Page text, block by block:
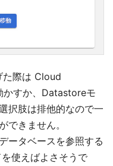
た際は Cloud
かすか、Datastoreモ
択肢は排他的なので一
できません。
ータベースを参照する
使えばよさそうで